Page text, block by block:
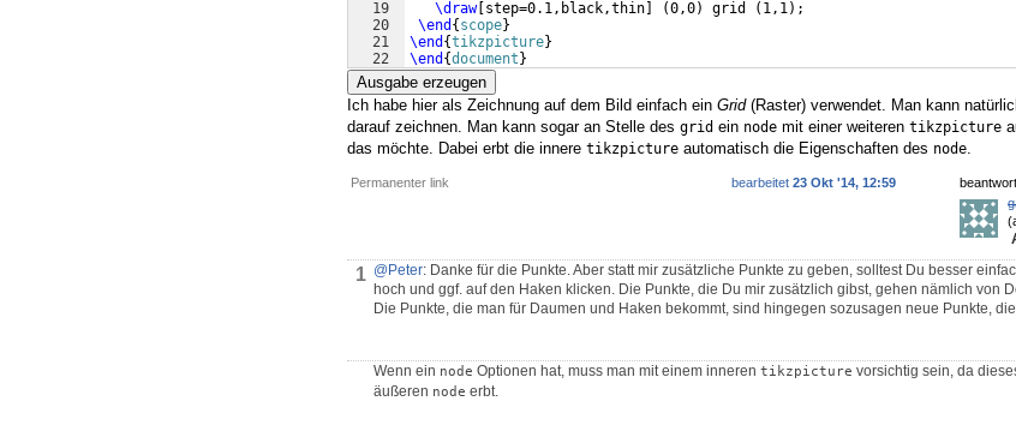
19
20
21
22
\draw[ step=0.1,black,thin (0,0) grid ( 1,1) ;
\end { scope}
\end {tikzpicture}
\end {document }
Ausgabe erzeugen
Ich habe hier als Zeichnung auf dem Bild einfach ein Grid(Raster) verwendet. Man kann
darauf zeichnen. Man kann sogar an Stelle des grid ein node mit einer weiteren tikzpicture
das möchte. Dabei erbt die innere tikzpicture automatisch die Eigenschaften des node.
Permanenter link bearbeitet 23 Okt '14, 12:59
1 @Peter: Danke für die Punkte. Aber statt mir zusätzliche Punkte zu geben, solltest Du besser
hoch und ggf. auf den Haken klicken. Die Punkte, die Du mir zusätzlich gibst, gehen nämlich von
Die Punkte, die man für Daumen und Haken bekommt, sind hingegen sozusagen neue Punkte,
Wenn ein node Optionen hat, muss man mit einem inneren tikzpicture vorsichtig sein, da
äußeren node erbt.